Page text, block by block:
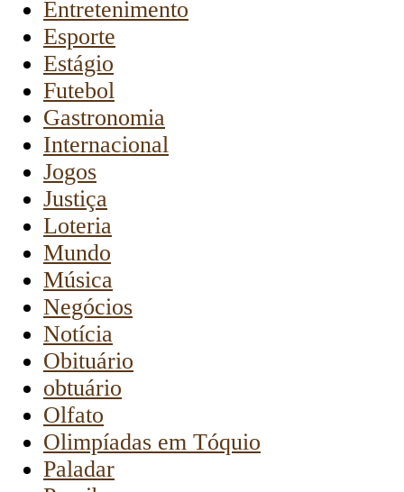
Entretenimento
Esporte
Estágio
Futebol
Gastronomia
Internacional
Jogos
Justiça
Loteria
Mundo
Música
Negócios
Notícia
Obituário
obtuário
Olfato
Olimpíadas em Tóquio
Paladar